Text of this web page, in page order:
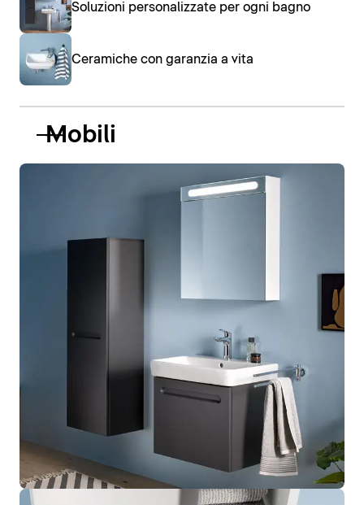
Soluzioni personalizzate per ogni bagno
Ceramiche con garanzia a vita
Mobili